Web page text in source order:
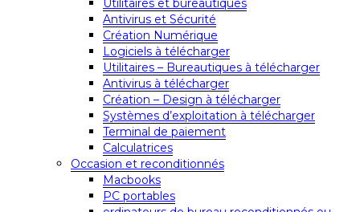
Utilitaires et bureautiques
Antivirus et Sécurité
Création Numérique
Logiciels à télécharger
Utilitaires – Bureautiques à télécharger
Antivirus à télécharger
Création – Design à télécharger
Systèmes d’exploitation à télécharger
Terminal de paiement
Calculatrices
Occasion et reconditionnés
Macbooks
PC portables